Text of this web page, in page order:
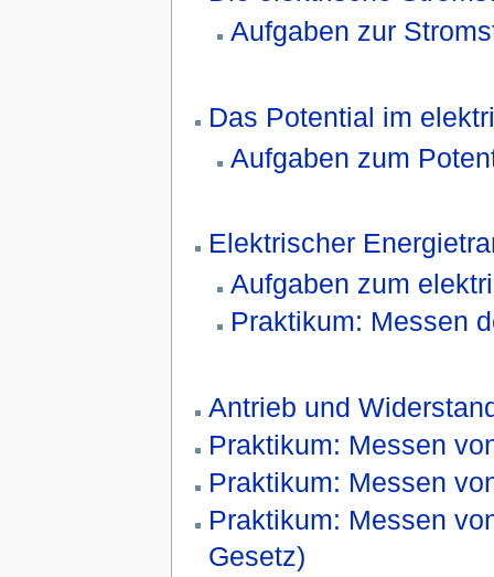
Aufgaben zur
Das Potential im
Aufgaben zum
Elektrischer
Aufgaben zum
Praktikum: Messen
Antrieb und
Praktikum: Messen
Praktikum: Messen
Praktikum: Messen
Gesetz)